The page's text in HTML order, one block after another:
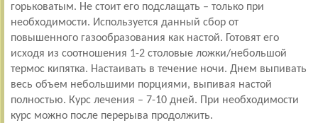
горьковатым. Не стоит его подслащать – только при
необходимости. Используется данный сбор от
повышенного газообразования как настой. Готовят его
исходя из соотношения 1-2 столовые ложки/небольшой
термос кипятка. Настаивать в течение ночи. Днем выпивать
весь объем небольшими порциями, выпивая настой
полностью. Курс лечения – 7-10 дней. При необходимости
курс можно после перерыва продолжить.